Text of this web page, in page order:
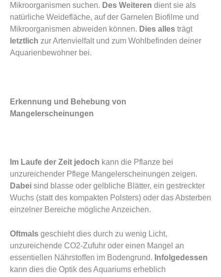
Mikroorganismen suchen. Des Weiteren dient sie als
natürliche Weidefläche, auf der Garnelen Biofilme und
Mikroorganismen abweiden können. Dies alles trägt
letztlich zur Artenvielfalt und zum Wohlbefinden deiner
Aquarienbewohner bei.
Erkennung und Behebung von
Mangelerscheinungen
Im Laufe der Zeit jedoch kann die Pflanze bei
unzureichender Pflege Mangelerscheinungen zeigen.
Dabei sind blasse oder gelbliche Blätter, ein gestreckter
Wuchs (statt des kompakten Polsters) oder das Absterben
einzelner Bereiche mögliche Anzeichen.
Oftmals geschieht dies durch zu wenig Licht,
unzureichende CO2-Zufuhr oder einen Mangel an
essentiellen Nährstoffen im Bodengrund. Infolgedessen
kann dies die Optik des Aquariums erheblich